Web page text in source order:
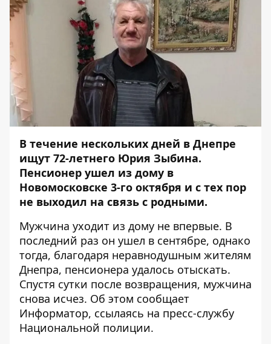
В течение нескольких дней в Днепре
ищут 72-летнего Юрия Зыбина.
Пенсионер ушел из дому в
Новомосковске 3-го октября и с тех пор
не выходил на связь с родными.
Мужчина уходит из дому не впервые. В
последний раз он ушел в сентябре, однако
тогда, благодаря неравнодушным жителям
Днепра, пенсионера удалось отыскать.
Спустя сутки после возвращения, мужчина
снова исчез. Об этом сообщает
Информатор, ссылаясь на пресс-службу
Национальной полиции.